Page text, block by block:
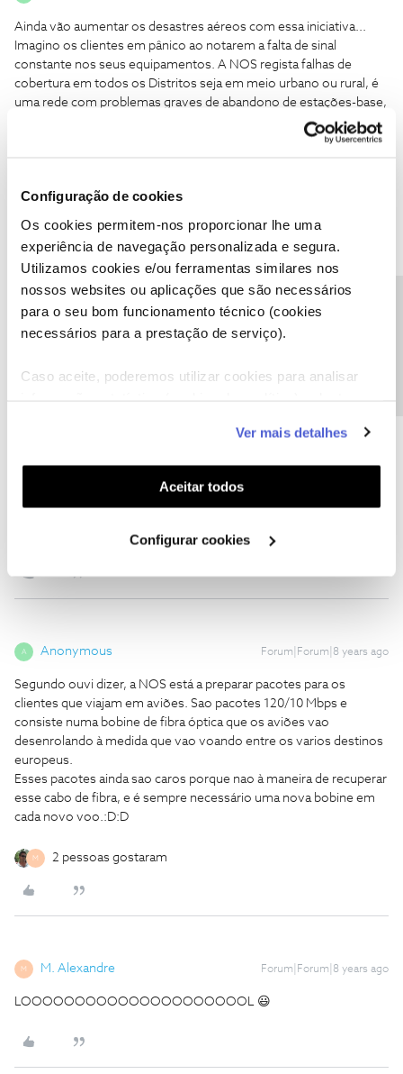
Configuração de cookies
Os cookies permitem-nos proporcionar lhe uma
experiência de navegação personalizada e segura.
Utilizamos cookies e/ou ferramentas similares nos
nossos websites ou aplicações que são necessários
para o seu bom funcionamento técnico (cookies
necessários para a prestação de serviço).
Caso aceite, poderemos utilizar cookies para analisar
funcionalidades (cookies de personalização e
funcionalidade) e adaptar anúncios aos seus interesses
(cookies de publicidade personalizada). Pode gerir a
utilização dos cookies clicando em "Configurar
Ver mais detalhes
Aceitar todos
Configurar cookies
Ainda vão aumentar os desastres aéreos com essa iniciativa...
Imagino os clientes em pânico ao notarem a falta de sinal
constante nos seus equipamentos. A NOS regista falhas de
cobertura em todos os Distritos seja em meio urbano ou rural, é
uma rede com problemas graves de abandono de estações-base,
usando dispositivos muito arcaicos e rudimentares. O 4G é
escasso é até a rede GPRS não flui em todo o lado... Enquanto
M 2 pessoas gostaram
Paulo B Forum|Forum|8 years ago
haver net nos ditos voos.
A Anonymous Forum|Forum|8 years ago
Segundo ouvi dizer, a NOS está a preparar pacotes para os
clientes que viajam em aviões. Sao pacotes 120/10 Mbps e
consiste numa bobine de fibra óptica que os aviões vao
desenrolando à medida que vao voando entre os varios destinos
europeus.
Esses pacotes ainda sao caros porque nao à maneira de recuperar
esse cabo de fibra, e é sempre necessário uma nova bobine em
cada novo voo.:D:D
M 2 pessoas gostaram
M M. Alexandre Forum|Forum|8 years ago
LOOOOOOOOOOOOOOOOOOOOOL 😃